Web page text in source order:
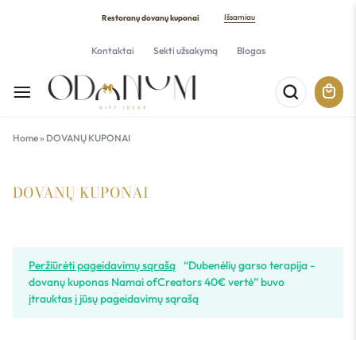
Restoranų dovanų kuponai Išsamiau
Kontaktai Sekti užsakymą Blogas
Home» DOVANŲ KUPONAI
DOVANŲ KUPONAI
Peržiūrėti pageidavimų sąrašą “Dubenėlių garso terapija -
dovanų kuponas Namai ofCreators 40€ vertė” buvo
įtrauktas į jūsų pageidavimų sąrašą